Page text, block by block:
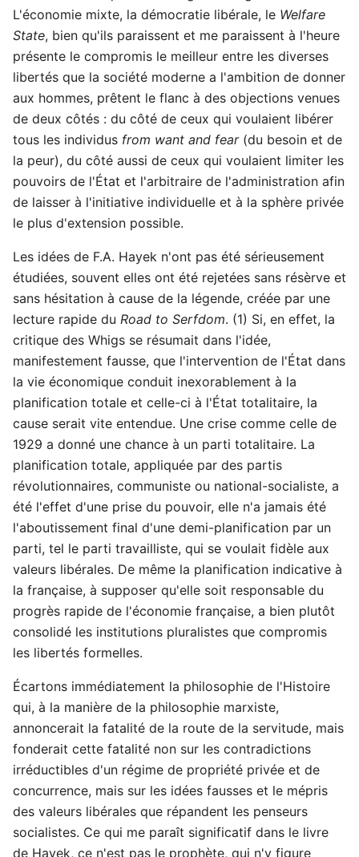
L'économie mixte, la démocratie libérale, le Welfare
State, bien qu'ils paraissent et me paraissent à l'heure
présente le compromis le meilleur entre les diverses
libertés que la société moderne a l'ambition de donner
aux hommes, prêtent le flanc à des objections venues
de deux côtés : du côté de ceux qui voulaient libérer
tous les individus from want and fear(du besoin et de
la peur), du côté aussi de ceux qui voulaient limiter les
pouvoirs de l'État et l'arbitraire de l'administration afin
de laisser à l'initiative individuelle et à la sphère privée
le plus d'extension possible.
Les idées de F.A. Hayek n'ont pas été sérieusement
étudiées, souvent elles ont été rejetées sans résèrve et
sans hésitation à cause de la légende, créée par une
lecture rapide du Road to Serfdom. (1) Si, en effet, la
critique des Whigs se résumait dans l'idée,
manifestement fausse, que l'intervention de l'État dans
la vie économique conduit inexorablement à la
planification totale et celle-ci à l'État totalitaire, la
cause serait vite entendue. Une crise comme celle de
1929 a donné une chance à un parti totalitaire. La
planification totale, appliquée par des partis
révolutionnaires, communiste ou national-socialiste, a
été l'effet d'une prise du pouvoir, elle n'a jamais été
l'aboutissement final d'une demi-planification par un
parti, tel le parti travailliste, qui se voulait fidèle aux
valeurs libérales. De même la planification indicative à
la française, à supposer qu'elle soit responsable du
progrès rapide de l'économie française, a bien plutôt
consolidé les institutions pluralistes que compromis
les libertés formelles.
Écartons immédiatement la philosophie de l'Histoire
qui, à la manière de la philosophie marxiste,
annoncerait la fatalité de la route de la servitude, mais
fonderait cette fatalité non sur les contradictions
irréductibles d'un régime de propriété privée et de
concurrence, mais sur les idées fausses et le mépris
des valeurs libérales que répandent les penseurs
socialistes. Ce qui me paraît significatif dans le livre
de Hayek, ce n'est pas le prophète, qui n'y figure